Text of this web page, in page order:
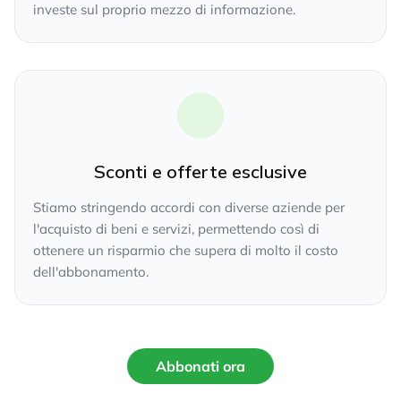
investe sul proprio mezzo di informazione.
Sconti e offerte esclusive
Stiamo stringendo accordi con diverse aziende per
l'acquisto di beni e servizi, permettendo così di
ottenere un risparmio che supera di molto il costo
dell'abbonamento.
Abbonati ora